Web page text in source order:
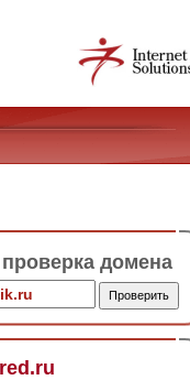
проверка домена